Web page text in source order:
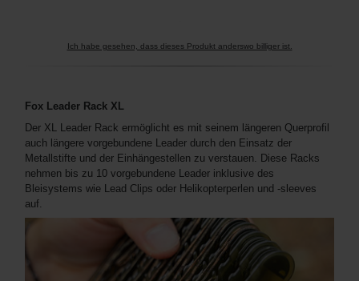
Ich habe gesehen, dass dieses Produkt anderswo billiger ist.
Fox Leader Rack XL
Der XL Leader Rack ermöglicht es mit seinem längeren Querprofil
auch längere vorgebundene Leader durch den Einsatz der
Metallstifte und der Einhängestellen zu verstauen. Diese Racks
nehmen bis zu 10 vorgebundene Leader inklusive des
Bleisystems wie Lead Clips oder Helikopterperlen und -sleeves
auf.